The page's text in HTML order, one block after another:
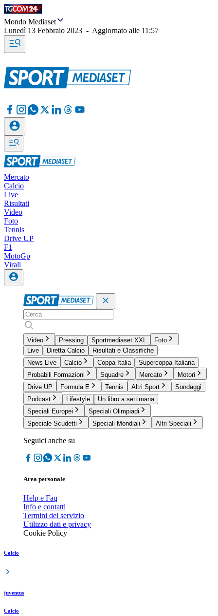
Mondo Mediaset
Lunedì 13 Febbraio 2023 - Aggiornato alle 11:57
Mercato
Calcio
Live
Risultati
Video
Foto
Tennis
Drive UP
F1
MotoGp
Virali
Video Pressing Sportmediaset XXL
Foto
Live
Diretta Calcio
Risultati e Classifiche
News Live
Calcio Coppa Italia
Supercoppa Italiana
Probabili Formazioni
Squadre Mercato
Motori
Drive UP
Formula E Tennis Altri Sport
Sondaggi
Podcast
Lifestyle
Un libro a settimana
Speciali Europei
Speciali Olimpiadi
Speciale Scudetti
Speciali Mondiali Altri Speciali
Seguici anche su
Area personale
Help e Faq
Info e contatti
Termini del servizio
Utilizzo dati e privacy
Cookie Policy
Calcio
juventus
Calcio